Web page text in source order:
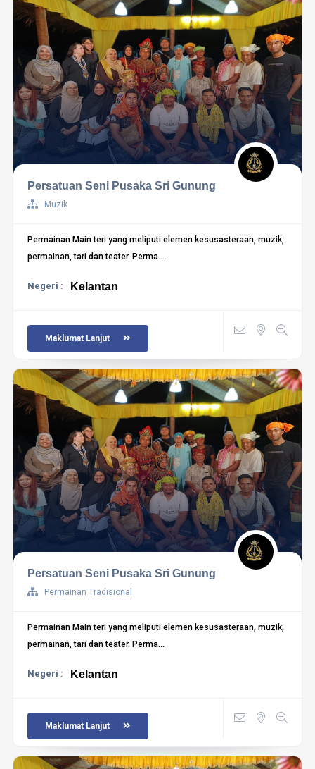
Persatuan Seni Pusaka Sri Gunung
Muzik
Permainan Main teri yang meliputi elemen kesusasteraan, muzik,
permainan, tari dan teater. Perma...
Negeri : Kelantan
Maklumat Lanjut
Persatuan Seni Pusaka Sri Gunung
Permainan Tradisional
Permainan Main teri yang meliputi elemen kesusasteraan, muzik,
permainan, tari dan teater. Perma...
Negeri : Kelantan
Maklumat Lanjut